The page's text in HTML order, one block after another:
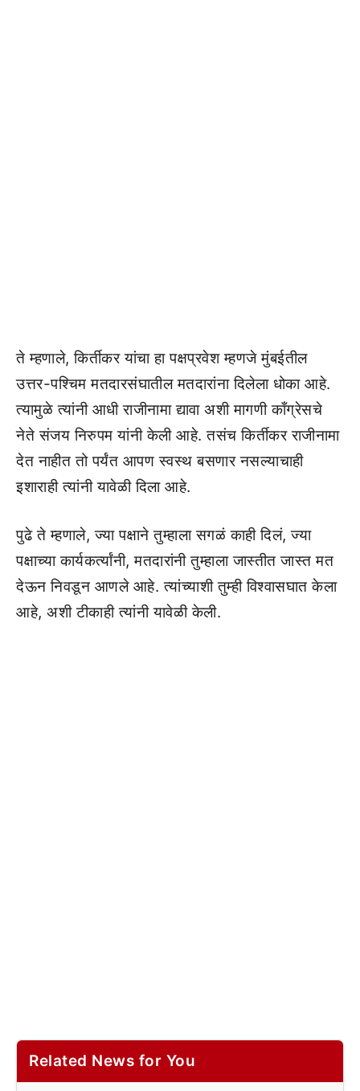
ते म्हणाले, किर्तीकर यांचा हा पक्षप्रवेश म्हणजे मुंबईतील
उत्तर-पश्चिम मतदारसंघातील मतदारांना दिलेला धोका आहे.
त्यामुळे त्यांनी आधी राजीनामा द्यावा अशी मागणी काँग्रेसचे
नेते संजय निरुपम यांनी केली आहे. तसंच किर्तीकर राजीनामा
देत नाहीत तो पर्यंत आपण स्वस्थ बसणार नसल्याचाही
इशाराही त्यांनी यावेळी दिला आहे.
पुढे ते म्हणाले, ज्या पक्षाने तुम्हाला सगळं काही दिलं, ज्या
पक्षाच्या कार्यकर्त्यांनी, मतदारांनी तुम्हाला जास्तीत जास्त मत
देऊन निवडून आणले आहे. त्यांच्याशी तुम्ही विश्वासघात केला
आहे, अशी टीकाही त्यांनी यावेळी केली.
Related News for You